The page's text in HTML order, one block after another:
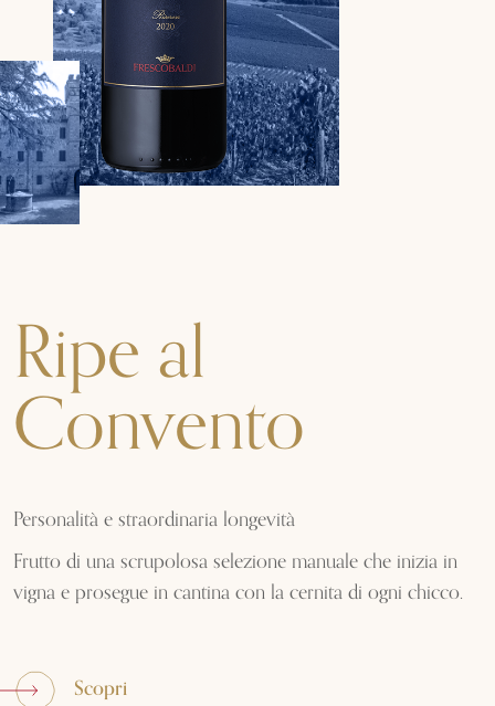
Ripe al
Convento
Personalità e straordinaria longevità
Frutto di una scrupolosa selezione manuale che inizia in
vigna e prosegue in cantina con la cernita di ogni chicco.
Scopri